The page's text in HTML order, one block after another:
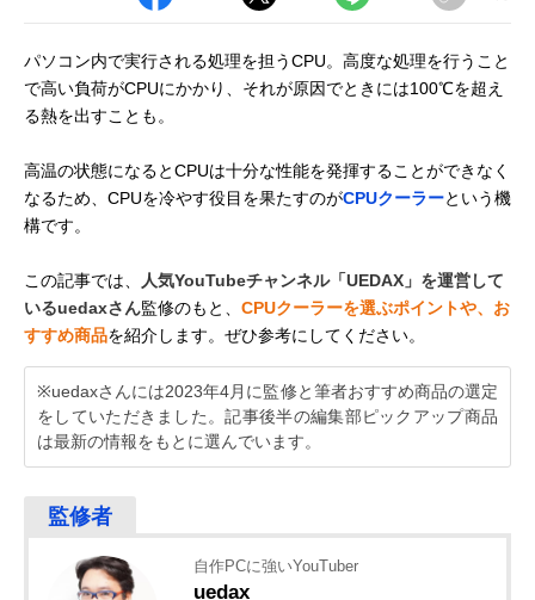
パソコン内で実行される処理を担うCPU。高度な処理を行うこと
で高い負荷がCPUにかかり、それが原因でときには100℃を超え
る熱を出すことも。
高温の状態になるとCPUは十分な性能を発揮することができなく
なるため、CPUを冷やす役目を果たすのがCPUクーラーという機
構です。
この記事では、
人気YouTubeチャンネル「UEDAX」を運営して
いるuedaxさん監修のもと、 CPUクーラーを選ぶポイントや、お
すすめ商品を紹介します。ぜひ参考にしてください。
※uedaxさんには2023年4月に監修と筆者おすすめ商品の選定
をしていただきました。記事後半の編集部ピックアップ商品
は最新の情報をもとに選んでいます。
自作PCに強いYouTuber
uedax